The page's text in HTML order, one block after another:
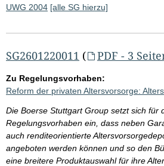
UWG 2004 [alle SG hierzu]
SG2601220011 ( PDF - 3
Zu Regelungsvorhaben:
Reform der privaten Altersvorsorge:
Die Boerse Stuttgart Group setzt sich für
Regelungsvorhaben ein, dass neben
auch renditeorientierte
angeboten werden können und so den
eine breitere Produktauswahl für ihre